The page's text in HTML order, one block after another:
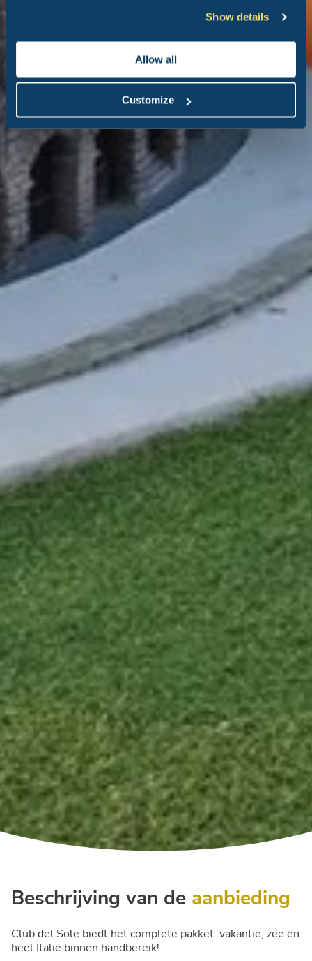
Show details
Allow all
Customize
Beschrijving van de aanbieding
Club del Sole biedt het complete pakket: vakantie, zee en
heel Italië binnen handbereik!